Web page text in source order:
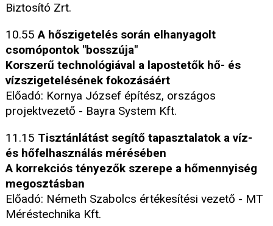
Biztosító Zrt.
10.55A hőszigetelés során elhanyagolt
csomópontok "bosszúja"
Korszerű technológiával a lapostetők hő- és
vízszigetelésének fokozásáért
Előadó: Kornya József építész, országos
projektvezető - Bayra System Kft.
11.15 Tisztánlátást segítő tapasztalatok a víz-
és hőfelhasználás mérésében
A korrekciós tényezők szerepe a hőmennyiség
megosztásban
Előadó: Németh Szabolcs értékesítési vezető - MT
Méréstechnika Kft.